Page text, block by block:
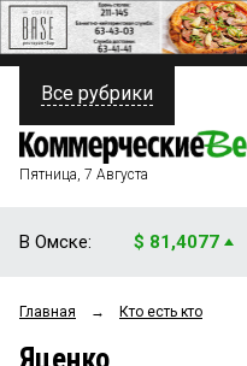
ПОЛИТИКА
ФИНАНСЫ
ОБЩЕСТВО
Все рубрики
Пятница, 7 Августа
В Омске: $ 81,4077
Главная → Кто есть кто